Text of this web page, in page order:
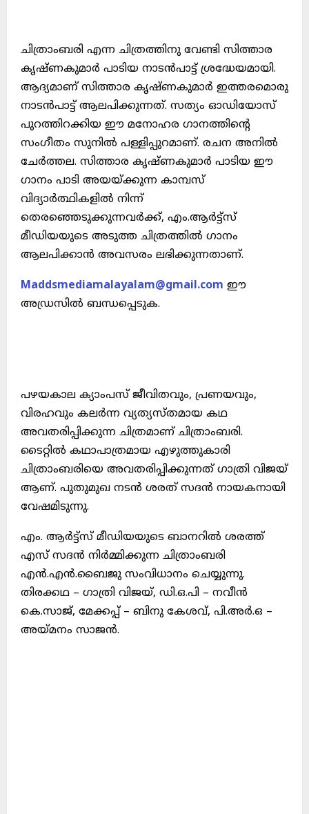
ചിത്രാംബരി എന്ന ചിത്രത്തിനു വേണ്ടി സിത്താര
കൃഷ്ണകുമാർ പാടിയ നാടൻപാട്ട് ശ്രദ്ധേയമായി.
ആദ്യമാണ് സിത്താര കൃഷ്ണകുമാർ ഇത്തരമൊരു
നാടൻപാട്ട് ആലപിക്കുന്നത്. സത്യം ഓഡിയോസ്
പുറത്തിറക്കിയ ഈ മനോഹര ഗാനത്തിൻ്റെ
സംഗീതം സുനിൽ പള്ളിപ്പുറമാണ്. രചന അനിൽ
ചേർത്തല. സിത്താര കൃഷ്ണകുമാർ പാടിയ ഈ
ഗാനം പാടി അയയ്ക്കുന്ന കാമ്പസ്
വിദ്യാർത്ഥികളിൽ നിന്ന്
തെരഞ്ഞെടുക്കുന്നവർക്ക്, എം.ആർട്ട്സ്
മീഡിയയുടെ അടുത്ത ചിത്രത്തിൽ ഗാനം
ആലപിക്കാൻ അവസരം ലഭിക്കുന്നതാണ്.
Maddsmediamalayalam@gmail.com ഈ
അഡ്രസിൽ ബന്ധപ്പെടുക.
പഴയകാല ക്യാംപസ് ജീവിതവും, പ്രണയവും,
വിരഹവും കലർന്ന വ്യത്യസ്തമായ കഥ
അവതരിപ്പിക്കുന്ന ചിത്രമാണ് ചിത്രാംബരി.
ടൈറ്റിൽ കഥാപാത്രമായ എഴുത്തുകാരി
ചിത്രാംബരിയെ അവതരിപ്പിക്കുന്നത് ഗാത്രി വിജയ്
ആണ്. പുതുമുഖ നടൻ ശരത് സദൻ നായകനായി
വേഷമിടുന്നു.
എം. ആർട്ട്സ് മീഡിയയുടെ ബാനറിൽ ശരത്ത്
എസ് സദൻ നിർമ്മിക്കുന്ന ചിത്രാംബരി
എൻ.എൻ.ബൈജു സംവിധാനം ചെയ്യുന്നു.
തിരക്കഥ – ഗാത്രി വിജയ്, ഡി.ഒ.പി – നവീൻ
കെ.സാജ്, മേക്കപ്പ് – ബിനു കേശവ്, പി.അർ.ഒ –
അയ്മനം സാജൻ.